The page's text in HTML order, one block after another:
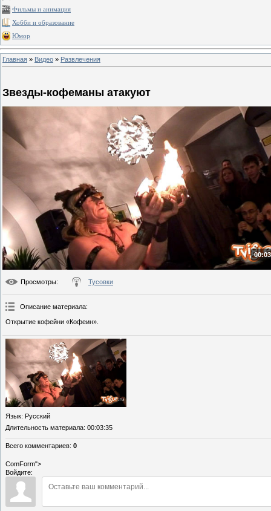
Фильмы и анимация
Хобби и образование
Юмор
Главная » Видео » Развлечения
Звезды-кофеманы атакуют
Просмотры: Тусовки
Описание материала:
Открытие кофейни «Кофеин».
Язык: Русский
Длительность материала: 00:03:35
Всего комментариев: 0
ComForm">
Войдите: